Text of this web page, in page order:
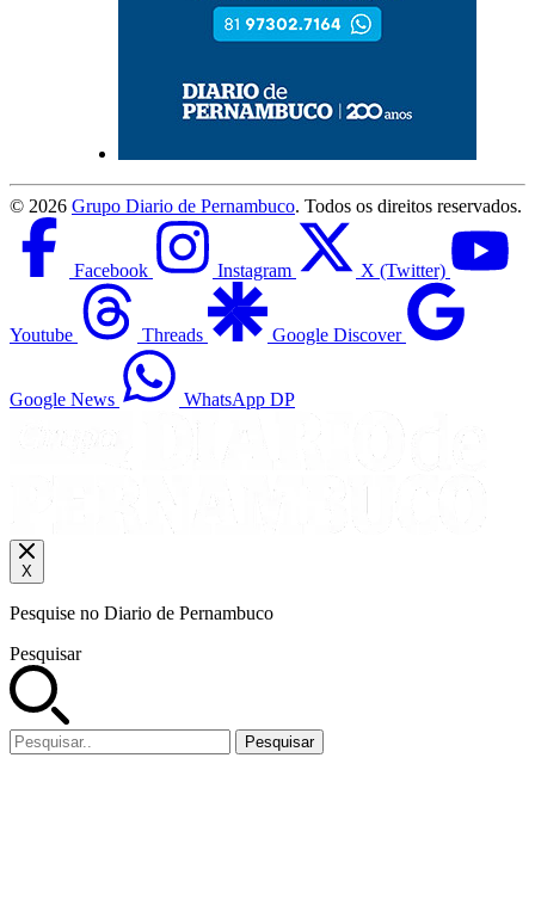
© 2026 Grupo Diario de Pernambuco. Todos os direitos reservados.
Facebook Instagram X (Twitter)
Youtube Threads Google Discover
Google News WhatsApp DP
X
Pesquise no Diario de Pernambuco
Pesquisar
Pesquisar